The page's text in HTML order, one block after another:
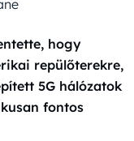
hogy
repülőterekre,
5G hálózatok
fontos